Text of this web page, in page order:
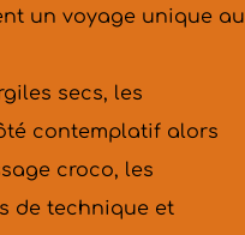
un voyage unique au
secs, les
contemplatif alors
croco, les
de technique et